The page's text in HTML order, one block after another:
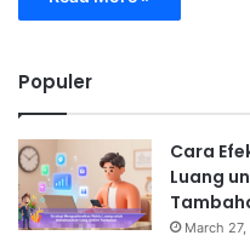
Populer
Cara
Luang
March